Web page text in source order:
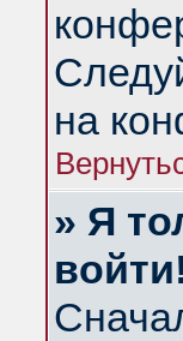
на
» Я
войти!